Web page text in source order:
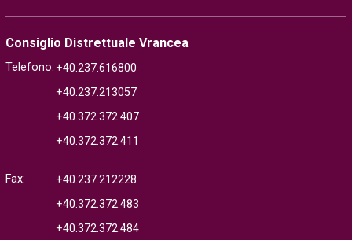
Consiglio Distrettuale Vrancea
Telefono: +40.237.616800
+40.237.213057
+40.372.372.407
+40.372.372.411
Fax:
+40.237.212228
+40.372.372.483
+40.372.372.484